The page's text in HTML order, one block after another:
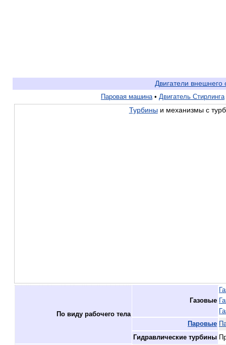
Двигатели внешнего
Паровая машина • Двигатель Стирлинга
Турбины и механизмы с
По виду рабочего тела
Газовые
Паровые
Гидравлические турбины‎